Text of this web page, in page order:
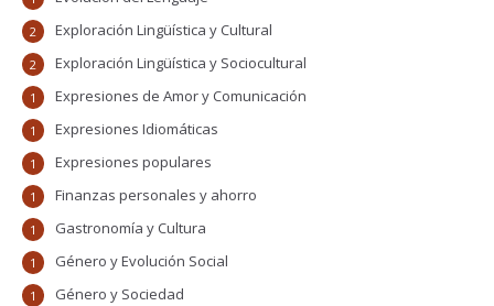
Exploración Lingüística y Cultural
2
Exploración Lingüística y Sociocultural
2
Expresiones de Amor y Comunicación
1
Expresiones Idiomáticas
1
Expresiones populares
1
Finanzas personales y ahorro
1
Gastronomía y Cultura
1
Género y Evolución Social
1
Género y Sociedad
1